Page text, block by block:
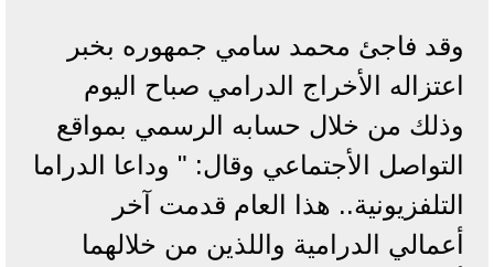
وقد فاجئ محمد سامي جمهوره بخبر
اعتزاله الأخراج الدرامي صباح اليوم
وذلك من خلال حسابه الرسمي بمواقع
التواصل الأجتماعي وقال: " وداعا الدراما
التلفزيونية.. هذا العام قدمت آخر
أعمالي الدرامية واللذين من خلالهما